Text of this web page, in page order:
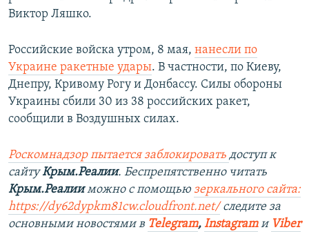
Виктор Ляшко.
Российские войска утром, 8 мая, нанесли по
Украине ракетные удары. В частности, по Киеву,
Днепру, Кривому Рогу и Донбассу. Силы обороны
Украины сбили 30 из 38 российских ракет,
сообщили в Воздушных силах.
Роскомнадзор пытается заблокировать доступ к
сайтуКрым.Реалии. Беспрепятственно читать
Крым.Реалииможно с помощью зеркального сайта:
https://dy62dypkm81cw.cloudfront.net/следите за
основными новостями в Telegram, Instagramи Viber